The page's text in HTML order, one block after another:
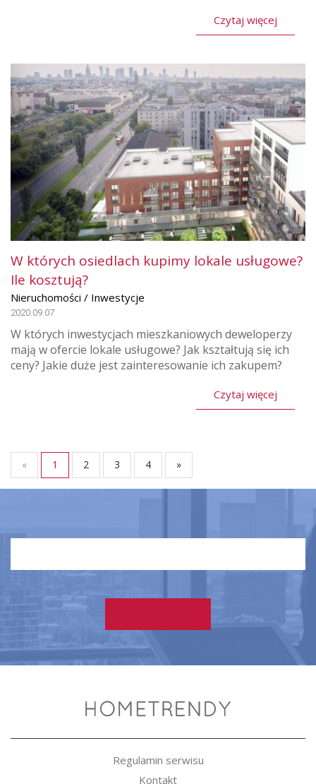
Czytaj więcej
W których osiedlach kupimy lokale usługowe?
Ile kosztują?
Nieruchomości / Inwestycje
2020.09.07
W których inwestycjach mieszkaniowych deweloperzy
mają w ofercie lokale usługowe? Jak kształtują się ich
ceny? Jakie duże jest zainteresowanie ich zakupem?
Czytaj więcej
« 1 2 3 4 »
Regulamin serwisu
Kontakt